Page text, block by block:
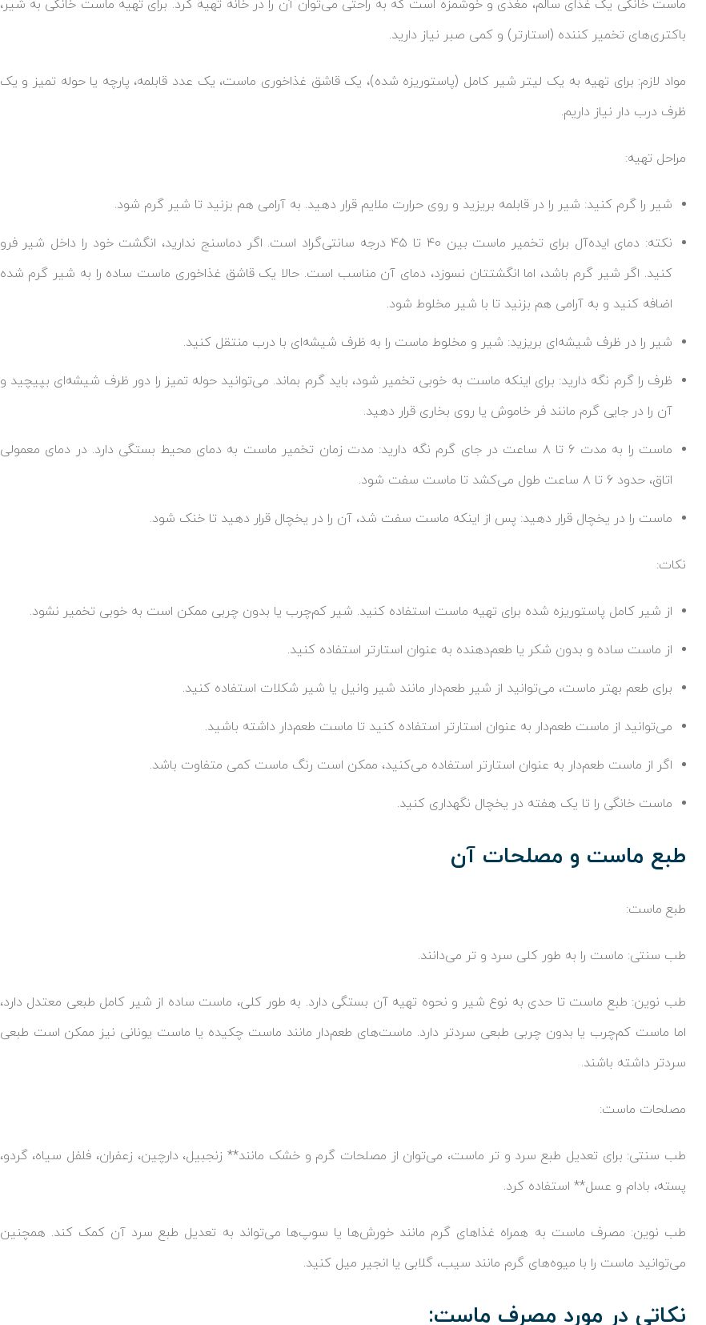
ماست خانگی یک غذای سالم، مغذی و خوشمزه است که به راحتی می‌توان آن را در خانه تهیه کرد. برای تهیه ماست خانگی به شیر،
باکتری‌های تخمیر کننده (استارتر) و کمی صبر نیاز دارید.
مواد لازم: برای تهیه به یک لیتر شیر کامل (پاستوریزه شده)، یک قاشق غذاخوری ماست، یک عدد قابلمه، پارچه یا حوله تمیز و یک
ظرف درب دار نیاز داریم.
مراحل تهیه:
شیر را گرم کنید: شیر را در قابلمه بریزید و روی حرارت ملایم قرار دهید. به آرامی هم بزنید تا شیر گرم شود.
نکته: دمای ایده‌آل برای تخمیر ماست بین ۴۰ تا ۴۵ درجه سانتی‌گراد است. اگر دماسنج ندارید، انگشت خود را داخل شیر فرو
کنید. اگر شیر گرم باشد، اما انگشتتان نسوزد، دمای آن مناسب است. حالا یک قاشق غذاخوری ماست ساده را به شیر گرم شده
اضافه کنید و به آرامی هم بزنید تا با شیر مخلوط شود.
شیر را در ظرف شیشه‌ای بریزید: شیر و مخلوط ماست را به ظرف شیشه‌ای با درب منتقل کنید.
ظرف را گرم نگه دارید: برای اینکه ماست به خوبی تخمیر شود، باید گرم بماند. می‌توانید حوله تمیز را دور ظرف شیشه‌ای بپیچید و
آن را در جایی گرم مانند فر خاموش یا روی بخاری قرار دهید.
ماست را به مدت ۶ تا ۸ ساعت در جای گرم نگه دارید: مدت زمان تخمیر ماست به دمای محیط بستگی دارد. در دمای معمولی
اتاق، حدود ۶ تا ۸ ساعت طول می‌کشد تا ماست سفت شود.
ماست را در یخچال قرار دهید: پس از اینکه ماست سفت شد، آن را در یخچال قرار دهید تا خنک شود.
نکات:
از شیر کامل پاستوریزه شده برای تهیه ماست استفاده کنید. شیر کم‌چرب یا بدون چربی ممکن است به خوبی تخمیر نشود.
از ماست ساده و بدون شکر یا طعم‌دهنده به عنوان استارتر استفاده کنید.
برای طعم بهتر ماست، می‌توانید از شیر طعم‌دار مانند شیر وانیل یا شیر شکلات استفاده کنید.
می‌توانید از ماست طعم‌دار به عنوان استارتر استفاده کنید تا ماست طعم‌دار داشته باشید.
اگر از ماست طعم‌دار به عنوان استارتر استفاده می‌کنید، ممکن است رنگ ماست کمی متفاوت باشد.
ماست خانگی را تا یک هفته در یخچال نگهداری کنید.
طبع ماست و مصلحات آن
طبع ماست:
طب سنتی: ماست را به طور کلی سرد و تر می‌دانند.
طب نوین: طبع ماست تا حدی به نوع شیر و نحوه تهیه آن بستگی دارد. به طور کلی، ماست ساده از شیر کامل طبعی معتدل دارد،
اما ماست کم‌چرب یا بدون چربی طبعی سردتر دارد. ماست‌های طعم‌دار مانند ماست چکیده یا ماست یونانی نیز ممکن است طبعی
سردتر داشته باشند.
مصلحات ماست:
طب سنتی: برای تعدیل طبع سرد و تر ماست، می‌توان از مصلحات گرم و خشک مانند** زنجبیل، دارچین، زعفران، فلفل سیاه، گردو،
پسته، بادام و عسل** استفاده کرد.
طب نوین: مصرف ماست به همراه غذاهای گرم مانند خورش‌ها یا سوپ‌ها می‌تواند به تعدیل طبع سرد آن کمک کند. همچنین
می‌توانید ماست را با میوه‌های گرم مانند سیب، گلابی یا انجیر میل کنید.
نکاتی در مورد مصرف ماست: